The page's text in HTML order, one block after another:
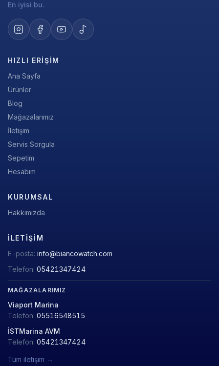
En iyisi bu.
HIZLI ERIŞIM
Ana Sayfa
Ürünler
Blog
Mağazalarımız
İletişim
Servis Sorgula
Sepetim
Hesabım
KURUMSAL
Hakkımızda
İLETIŞIM
E-posta: info@biancowatch.com
Telefon: 05421347424
MAĞAZALARIMIZ
Viaport Marina
Telefon: 05516548515
İSTMarina AVM
Telefon: 05421347424
Tüm iletişim →